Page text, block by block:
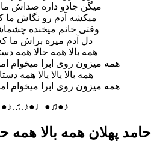
میگن جادو داره صداش
میکشه آدم رو نگاش ما
وقتی خانم میخنده
دل آدم میره براش ما
همه بالا همه حالا همه
همه میزون روی ابرا
همه بالا یالا یالا همه
همه میزون روی ابرا
حامد پهلان همه بالا همه